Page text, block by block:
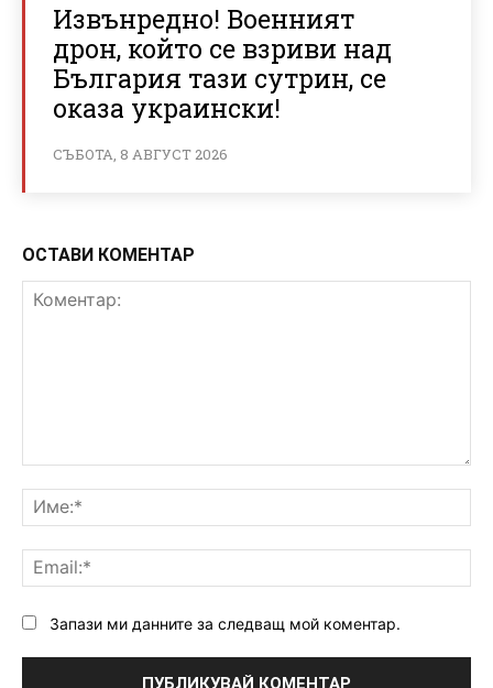
Извънредно! Военният
дрон, който се взриви над
България тази сутрин, се
оказа украински!
СЪБОТА, 8 АВГУСТ 2026
ОСТАВИ КОМЕНТАР
Запази ми данните за следващ мой коментар.